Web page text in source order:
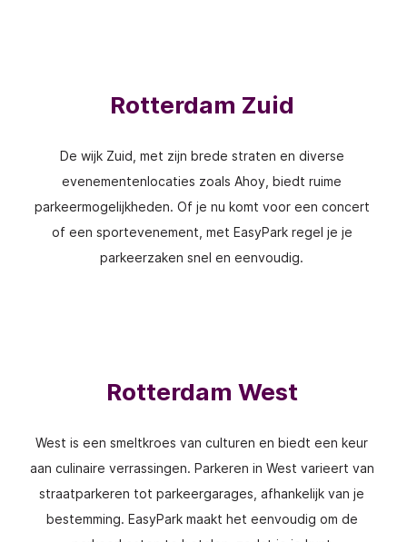
Rotterdam Zuid
De wijk Zuid, met zijn brede straten en diverse
evenementenlocaties zoals Ahoy, biedt ruime
parkeermogelijkheden. Of je nu komt voor een concert
of een sportevenement, met EasyPark regel je je
parkeerzaken snel en eenvoudig.
Rotterdam West
West is een smeltkroes van culturen en biedt een keur
aan culinaire verrassingen. Parkeren in West varieert van
straatparkeren tot parkeergarages, afhankelijk van je
bestemming. EasyPark maakt het eenvoudig om de